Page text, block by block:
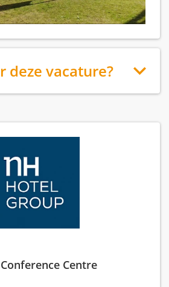
deze vacature?
Centre